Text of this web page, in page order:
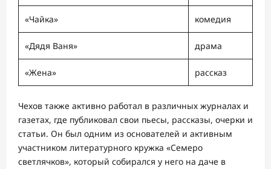
«Чайка» комедия
«Дядя Ваня» драма
«Жена» рассказ
Чехов также активно работал в различных журналах и
газетах, где публиковал свои пьесы, рассказы, очерки и
статьи. Он был одним из основателей и активным
участником литературного кружка «Семеро
светлячков», который собирался у него на даче в